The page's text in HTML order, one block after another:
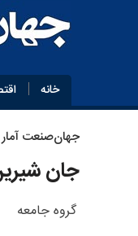
خانه
جهان‌صنعت آمار
جان
گروه جامعه